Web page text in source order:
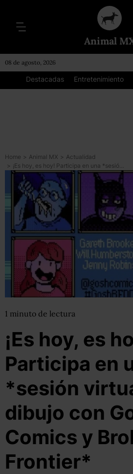
Animal
08 de agosto, 2026
Destacadas Entretenimiento
Home > Animal MX > Actualidad
>
¡Es hoy, es hoy! Participa en una *sesión virtual de dibujo con Gosh! Comics y Broken Frontier*
1 minuto de lectura
¡Es hoy, es
Participa en
*sesión
dibujo con
Comics y
Frontier*